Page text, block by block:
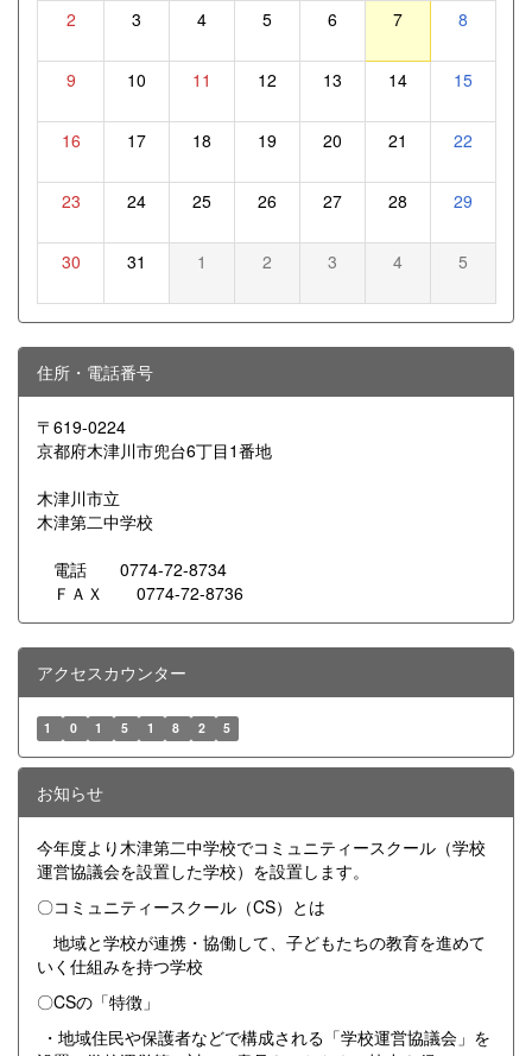
2 3 4 5 6 7 8
9 10 11 12 13 14 15
16 17 18 19 20 21 22
23 24 25 26 27 28 29
30 31 1 2 3 4 5
住所・電話番号
〒619-0224
京都府木津川市兜台6丁目1番地
木津川市立
木津第二中学校
電話 0774-72-8734
ＦＡＸ 0774-72-8736
アクセスカウンター
1 0 1 5 1 8 2 5
お知らせ
今年度より木津第二中学校でコミュニティースクール（学校
運営協議会を設置した学校）を設置します。
〇コミュニティースクール（CS）とは
地域と学校が連携・協働して、子どもたちの教育を進めて
いく仕組みを持つ学校
〇CSの「特徴」
・地域住民や保護者などで構成される「学校運営協議会」を